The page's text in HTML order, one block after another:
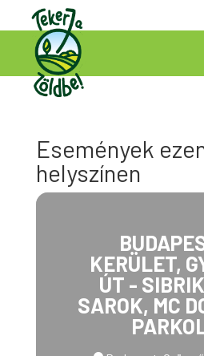
Események
helyszínen
KERÜLET,
ÚT -
SAROK, MC